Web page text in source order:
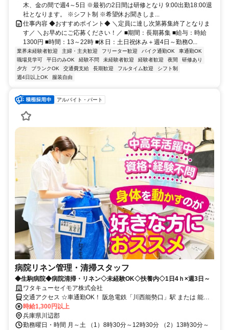
送迎バスについて＊本数多数！川西能勢駅間 所要時間25分ほど。
木、金の間で週4～5日 ※最初の2日間は研修となり 9:00出勤18:00退
社となります。 ※シフト制 ※希望休お聞きしま...
仕事内容 ◆おすすめポイント◆ ＼定員に達し次第募集終了となりま
す／ ＼お早めにご応募ください！／ ■期間：長期募集 ■給与：時給
1300円 ■時間：13～22時 ■休日：土日祝休み＋週4日～勤務O...
業界未経験者歓迎 主婦・主夫歓迎 フリーター歓迎 バイク通勤OK
車通勤OK
職場見学可
平日のみOK 経験不問 未経験者歓迎 経験者歓迎 夜間
研修あり
夕方
ブランクOK 交通費支給 長期歓迎 フルタイム歓迎
シフト制
週4日以上OK
服装自由
アルバイト・パート
病院リネン管理・清掃スタッフ
◆生駒病院◆病院清掃・リネン◇未経験OK◇扶養内◇1日4ｈ×週3日～
ワタキューセイモア株式会社
交通アクセス ☆車通勤OK！ 阪急電鉄「川西能勢口」駅 または 能勢
電鉄「日生中央」駅下車後、 阪急バスをご利用ください。 バスの本
数が多く、乗り換え無しでお越しいただけます。 ・川西能勢口から
乗る場合 5番乗り場より「日生中央行き」に乗車、「若葉2丁目」で
時給1,300円以上
兵庫県川辺郡
勤務曜日・時間 月～土 （1）8時30分～12時30分 （2）13時30分～